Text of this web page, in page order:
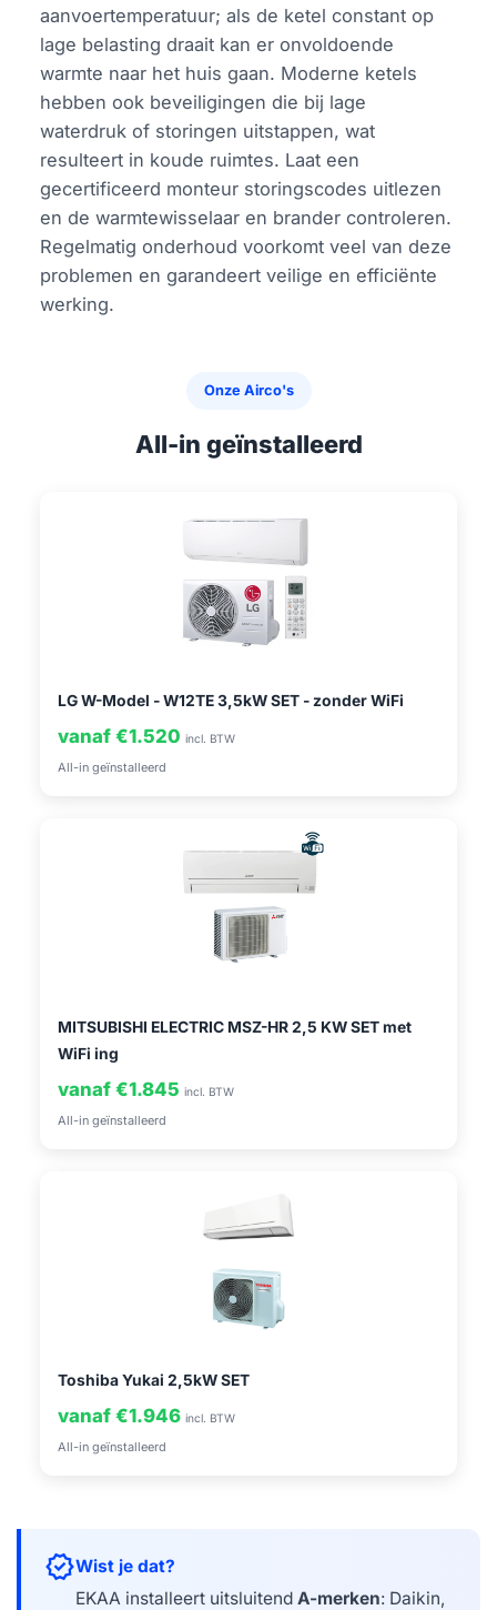
aanvoertemperatuur; als de ketel constant op
lage belasting draait kan er onvoldoende
warmte naar het huis gaan. Moderne ketels
hebben ook beveiligingen die bij lage
waterdruk of storingen uitstappen, wat
resulteert in koude ruimtes. Laat een
gecertificeerd monteur storingscodes uitlezen
en de warmtewisselaar en brander controleren.
Regelmatig onderhoud voorkomt veel van deze
problemen en garandeert veilige en efficiënte
werking.
Onze Airco's
All-in geïnstalleerd
LG W-Model - W12TE 3,5kW SET - zonder WiFi
vanaf €1.520 incl. BTW
All-in geïnstalleerd
MITSUBISHI ELECTRIC MSZ-HR 2,5 KW SET met
WiFi ing
vanaf €1.845 incl. BTW
All-in geïnstalleerd
Toshiba Yukai 2,5kW SET
vanaf €1.946 incl. BTW
All-in geïnstalleerd
verifiedWist je dat?
EKAA installeert uitsluitendA-merken: Daikin,